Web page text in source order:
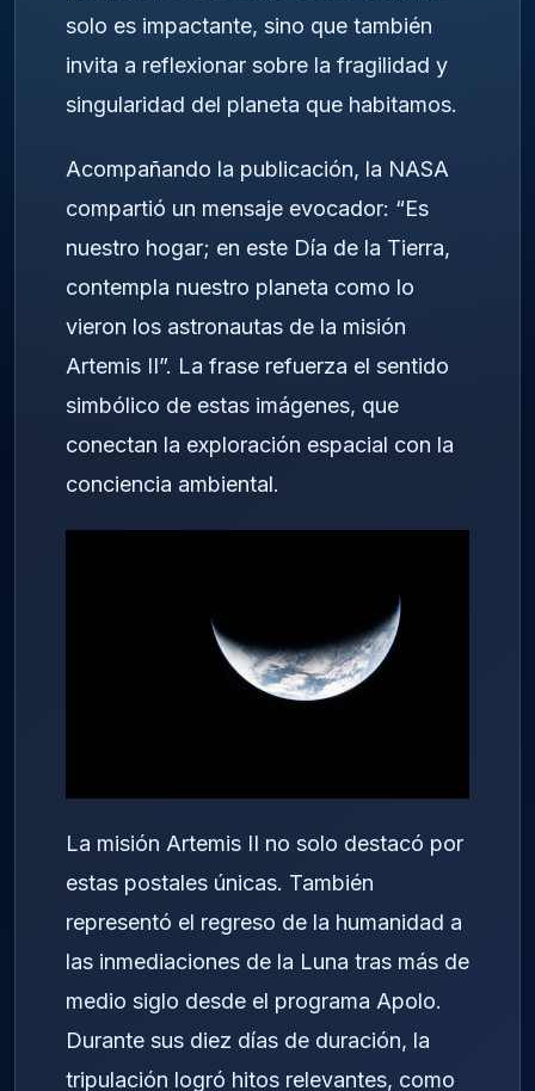
solo es impactante, sino que también
invita a reflexionar sobre la fragilidad y
singularidad del planeta que habitamos.
Acompañando la publicación, la NASA
compartió un mensaje evocador: “Es
nuestro hogar; en este Día de la Tierra,
contempla nuestro planeta como lo
vieron los astronautas de la misión
Artemis II”. La frase refuerza el sentido
simbólico de estas imágenes, que
conectan la exploración espacial con la
conciencia ambiental.
La misión Artemis II no solo destacó por
estas postales únicas. También
representó el regreso de la humanidad a
las inmediaciones de la Luna tras más de
medio siglo desde el programa Apolo.
Durante sus diez días de duración, la
tripulación logró hitos relevantes, como